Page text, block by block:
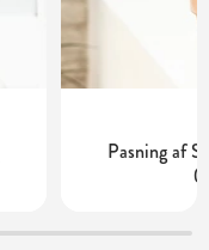
Pasning af